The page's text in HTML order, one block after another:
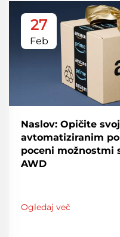
27
Feb
Naslov: Opičite
avtomatiziranim
poceni možnostmi
AWD
Ogledaj več